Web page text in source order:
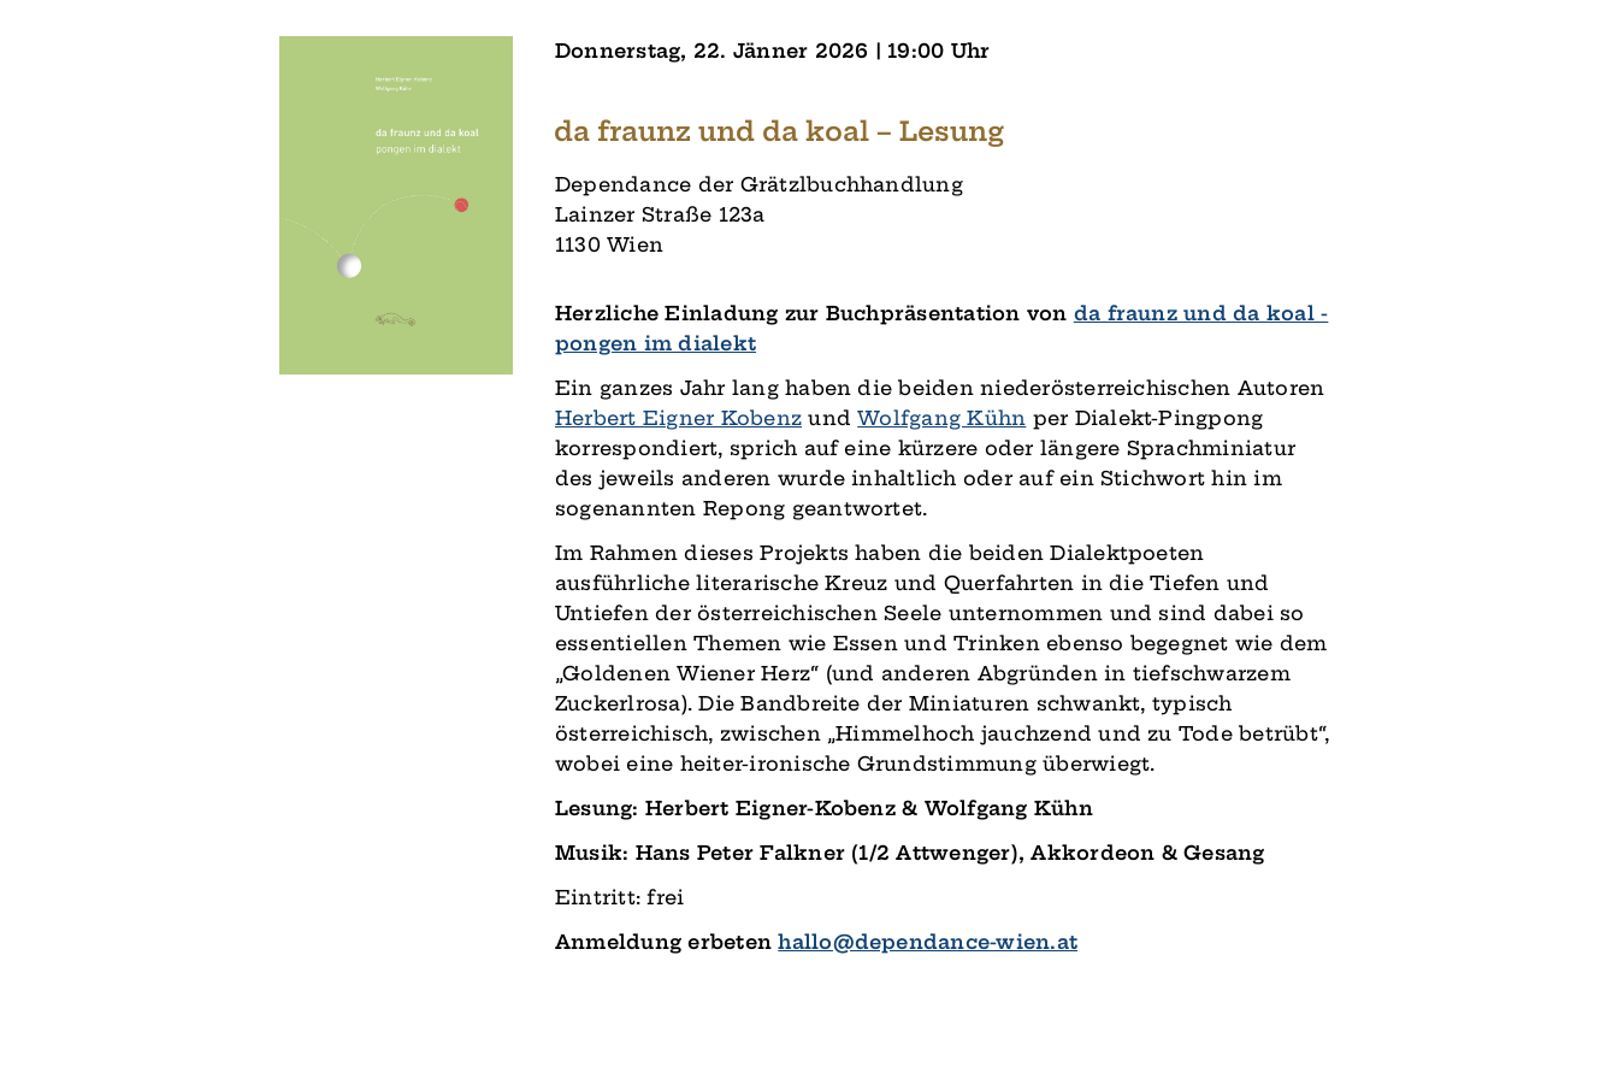
Donnerstag, 22. Jänner 2026 | 19:00 Uhr
da fraunz und da koal – Lesung
Dependance der Grätzlbuchhandlung
Lainzer Straße 123a
1130 Wien
Herzliche Einladung zur Buchpräsentation von da fraunz und da koal -
pongen im dialekt
Ein ganzes Jahr lang haben die beiden niederöster­reichischen Autoren
Herbert Eigner­ Kobenz undWolfgang Kühn per Dialekt­-Pingpong
korrespon­diert, sprich auf eine kürzere oder längere Sprach­miniatur
des jeweils anderen wurde inhaltlich oder auf ein Stichwort hin im
sogenannten Repong geantwortet.
Im Rahmen dieses Projekts haben die beiden Dia­lektpoeten
ausführliche literarische Kreuz­ und Querfahrten in die Tiefen und
Untiefen der öster­reichischen Seele unternommen und sind dabei so
essentiellen Themen wie Essen und Trinken ebenso begegnet wie dem
„Goldenen Wiener Herz“ (und anderen Abgründen in tiefschwarzem
Zuckerlrosa). Die Bandbreite der Miniaturen schwankt, typisch
österreichisch, zwischen „Himmelhoch jauchzend und zu Tode betrübt“,
wobei eine heiter-­ironische Grundstimmung überwiegt.
Lesung: Herbert Eigner-Kobenz & Wolfgang Kühn
Musik: Hans Peter Falkner (1/2 Attwenger), Akkordeon & Gesang
Eintritt: frei
Anmeldung erbetenhallo@dependance-wien.at